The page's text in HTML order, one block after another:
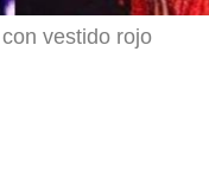
vestido rojo